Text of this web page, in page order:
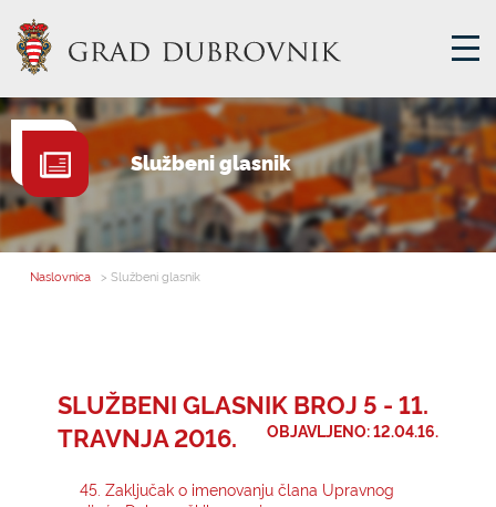
GRADSKA UPRAVA
GRADONAČELNIK
MJESNA SAMOUPRAVA
E-USLUGE
Službeni glasnik
Naslovnica > Službeni glasnik
SLUŽBENI GLASNIK BROJ 5 - 11.
TRAVNJA 2016.
OBJAVLJENO: 12.04.16.
45. Zaključak o imenovanju člana Upravnog